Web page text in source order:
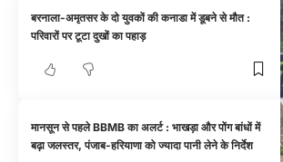
बरनाला-अमृतसर के दो युवकों की कनाडा में डूबने से मौत :
परिवारों पर टूटा दुखों का पहाड़
मानसून से पहले BBMB का अलर्ट : भाखड़ा और पोंग बांधों में
बढ़ा जलस्तर, पंजाब-हरियाणा को ज्यादा पानी लेने के निर्देश